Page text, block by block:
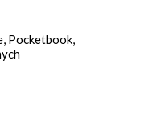
Pocketbook,